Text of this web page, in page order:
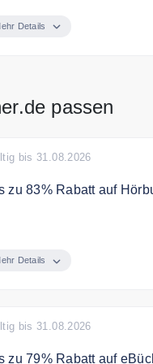
Details
passen
bis 31.08.2026
zu 83% Rabatt auf
Details
bis 31.08.2026
zu 79% Rabatt auf